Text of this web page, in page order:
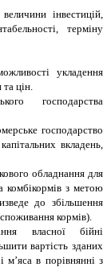
інвестицій,
терміну
укладення
цін.
господарства
господарство
вкладень,
обладнання для
комбікормів з метою
до збільшення
кормів).
власної бійні
вартість зданих
м’яса в порівнянні з